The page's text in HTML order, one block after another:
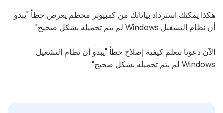
هكذا يمكنك استرداد بياناتك من كمبيوتر محطم يعرض خطأ "يبدو
أن نظام التشغيل Windows لم يتم تحميله بشكل صحيح".
الآن دعونا نتعلم كيفية إصلاح خطأ "يبدو أن نظام التشغيل
Windows لم يتم تحميله بشكل صحيح".